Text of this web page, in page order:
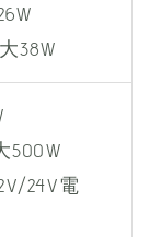
38W
500W
24V電